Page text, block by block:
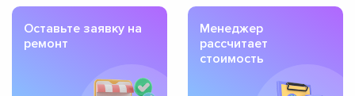
Оставьте заявку на
ремонт
Менеджер
рассчитает
стоимость